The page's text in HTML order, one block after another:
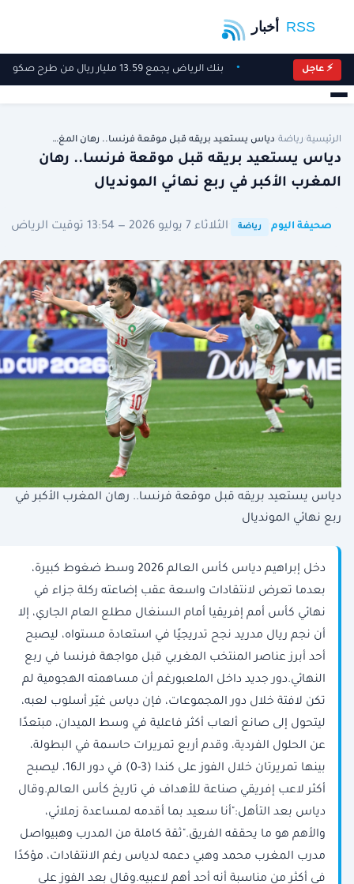
⚡ عاجل بنك الرياض يجمع 13.59 مليار ريال من طرح صكوك بعائد ربعي 6.5%
الرئيسية رياضة دياس يستعيد بريقه قبل موقعة فرنسا.. رهان المغ…
دياس يستعيد بريقه قبل موقعة فرنسا.. رهان
المغرب الأكبر في ربع نهائي المونديال
صحيفة اليوم رياضة الثلاثاء 7 يوليو 2026 — 13:54 توقيت الرياض
دياس يستعيد بريقه قبل موقعة فرنسا.. رهان المغرب الأكبر في
ربع نهائي المونديال
دخل إبراهيم دياس كأس العالم 2026 وسط ضغوط كبيرة،
بعدما تعرض لانتقادات واسعة عقب إضاعته ركلة جزاء في
نهائي كأس أمم إفريقيا أمام السنغال مطلع العام الجاري، إلا
أن نجم ريال مدريد نجح تدريجيًا في استعادة مستواه، ليصبح
أحد أبرز عناصر المنتخب المغربي قبل مواجهة فرنسا في ربع
النهائي.دور جديد داخل الملعبورغم أن مساهمته الهجومية لم
تكن لافتة خلال دور المجموعات، فإن دياس غيّر أسلوب لعبه،
ليتحول إلى صانع ألعاب أكثر فاعلية في وسط الميدان، مبتعدًا
عن الحلول الفردية، وقدم أربع تمريرات حاسمة في البطولة،
بينها تمريرتان خلال الفوز على كندا (3-0) في دور الـ16، ليصبح
أكثر لاعب إفريقي صناعة للأهداف في تاريخ كأس العالم.وقال
دياس بعد التأهل:"أنا سعيد بما أقدمه لمساعدة زملائي،
والأهم هو ما يحققه الفريق."ثقة كاملة من المدرب وهبيواصل
مدرب المغرب محمد وهبي دعمه لدياس رغم الانتقادات، مؤكدًا
في أكثر من مناسبة أنه أحد أهم لاعبيه.وقال بعد الفوز على